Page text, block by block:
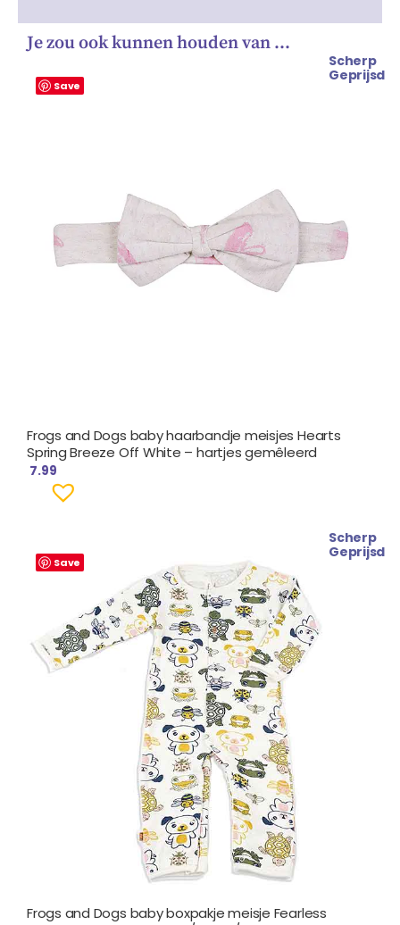
Je zou ook kunnen houden van …
Save
Scherp
Geprijsd
Frogs and Dogs baby haarbandje meisjes Hearts
Spring Breeze Off White – hartjes gemêleerd
7.99
Save
Scherp
Geprijsd
Frogs and Dogs baby boxpakje meisje Fearless
prijs
€ 16.99.